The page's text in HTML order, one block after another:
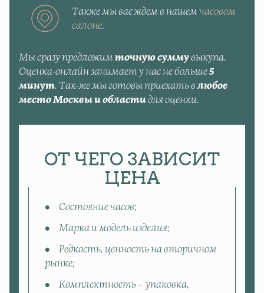
Также мы вас ждем в нашем часовом
салоне.
Мы сразу предложим точную суммувыкупа.
Оценка-онлайн занимает у нас не больше5
минут. Так-же мы готовы приехать влюбое
место Москвы и областидля оценки.
ОТ ЧЕГО ЗАВИСИТ
ЦЕНА
Состояние часов;
Марка и модель изделия;
Редкость, ценность на вторичном
рынке;
Комплектность – упаковка,